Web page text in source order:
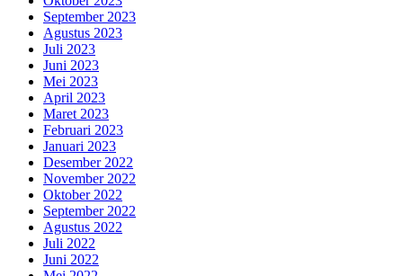
September 2023
Agustus 2023
Juli 2023
Juni 2023
Mei 2023
April 2023
Maret 2023
Februari 2023
Januari 2023
Desember 2022
November 2022
Oktober 2022
September 2022
Agustus 2022
Juli 2022
Juni 2022